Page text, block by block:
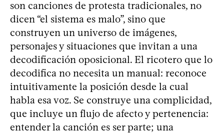
son canciones de protesta tradicionales, no
dicen “el sistema es malo”, sino que
construyen un universo de imágenes,
personajes y situaciones que invitan a una
decodificación oposicional. El ricotero que lo
decodifica no necesita un manual: reconoce
intuitivamente la posición desde la cual
habla esa voz. Se construye una complicidad,
que incluye un flujo de afecto y pertenencia:
entender la canción es ser parte; una